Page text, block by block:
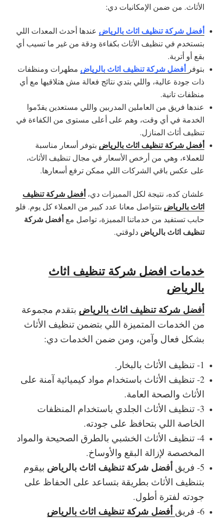
الأثاث. من ضمن الإمكانيات دي:
أفضل شركة تنظيف اثاث بالرياض عندها أحدث المعدات اللي
بتستخدم في تنظيف الأثاث بكفاءة ودقة من غير ما تسيب أي
بقع أو أتربة.
بتوفر أفضل شركة تنظيف اثاث بالرياض مطهرات ومنظفات
ذات جودة عالية، واللي بتدي نتائج فعالة مش هتلاقيها مع أي
منظفات تانية.
عندها فريق من العاملين المدربين واللي مستعدين يقدّموا
الخدمة في أي وقت، وهم على أعلى مستوى من الكفاءة في
تنظيف أثاث المنازل.
أفضل شركة تنظيف اثاث بالرياض بتوفر أسعار مناسبة
للعملاء، وهي من أرخص الأسعار في مجال تنظيف الأثاث،
على عكس باقي الشركات اللي ممكن ترفع أسعارها.
علشان كده، نتيجة لكل المميزات دي،أفضل شركة تنظيف
اثاث بالرياض بتتواصل معانا عدد كبير من العملاء كل يوم. فلو
حابب تستفيد من خدماتنا المميزة، تواصل معأفضل شركة
تنظيف اثاث بالرياض دلوقتي.
خدمات افضل شركة تنظيف اثاث
بالرياض
أفضل شركة تنظيف اثاث بالرياض بتقدم مجموعة
من الخدمات المتميزة اللي بتضمن تنظيف الأثاث
بشكل فعال وآمن، ومن ضمن الخدمات دي:
1- تنظيف الأثاث بالبخار.
2- تنظيف الأثاث باستخدام مواد كيميائية آمنة على
الأثاث والصحة العامة.
3- تنظيف الأثاث الجلدي باستخدام المنظفات
الخاصة اللي بتحافظ على جودته.
4- تنظيف الأثاث الخشبي بالطرق الصحيحة والمواد
المخصصة لإزالة البقع والأوساخ.
5- فريق
أفضل شركة تنظيف اثاث بالرياض بيقوم
بتنظيف الأثاث بطريقة بتساعد على الحفاظ على
جودته لفترة أطول.
6- فريق
أفضل شركة تنظيف اثاث بالرياض